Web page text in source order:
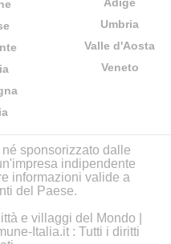
Umbria
Valle d'Aosta
Veneto
né sponsorizzato dalle
indipendente
informazioni valide a
del Paese.
e villaggi del Mondo
Italia.it : Tutti i diritti